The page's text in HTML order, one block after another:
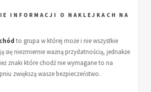
INFORMACJI O NAKLEJKACH NA
to grupa w której może i nie wszystkie
się niezmiernie ważną przydatnością, jednakże
znaki które chodź nie wymagane to na
zwiększą wasze bezpieczeństwo.